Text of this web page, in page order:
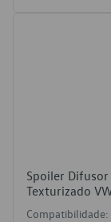
Spoiler
Texturizado
Compatibilidade: